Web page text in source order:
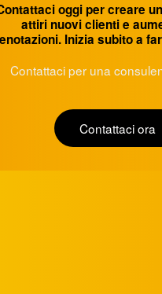
oggi per creare
attiri nuovi clienti e
Inizia subito a
Contattaci per una
Contattaci ora